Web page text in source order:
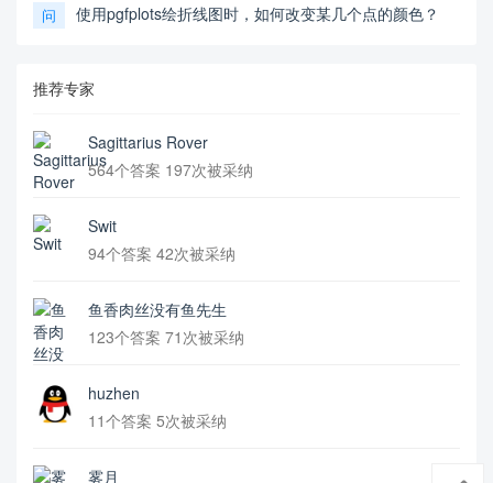
问 使用pgfplots绘折线图时，如何改变某几个点的颜色？
推荐专家
Sagittarius Rover
564个答案 197次被采纳
Swit
94个答案 42次被采纳
鱼香肉丝没有鱼先生
123个答案 71次被采纳
huzhen
11个答案 5次被采纳
雾月